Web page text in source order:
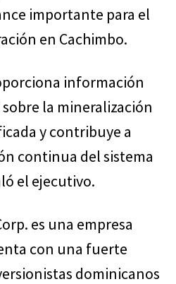
importante para el
en Cachimbo.
información
la mineralización
y contribuye a
continua del sistema
el ejecutivo.
es una empresa
con una fuerte
dominicanos